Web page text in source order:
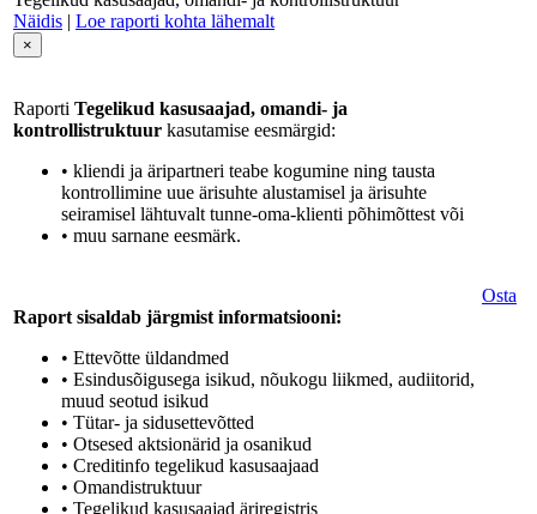
Näidis | Loe raporti kohta lähemalt
×
Raporti Tegelikud kasusaajad, omandi- ja
kontrollistruktuur kasutamise eesmärgid:
• kliendi ja äripartneri teabe kogumine ning tausta
kontrollimine uue ärisuhte alustamisel ja ärisuhte
seiramisel lähtuvalt tunne-oma-klienti põhimõttest või
• muu sarnane eesmärk.
Raport sisaldab järgmist informatsiooni:
• Ettevõtte üldandmed
• Esindusõigusega isikud, nõukogu liikmed, audiitorid,
muud seotud isikud
• Tütar- ja sidusettevõtted
• Otsesed aktsionärid ja osanikud
• Creditinfo tegelikud kasusaajaad
• Omandistruktuur
• Tegelikud kasusaajad äriregistris
Osta